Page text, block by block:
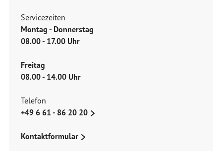
Servicezeiten
Montag - Donnerstag
08.00 - 17.00 Uhr
Freitag
08.00 - 14.00 Uhr
Telefon
+49 6 61 - 86 20 20
Kontaktformular